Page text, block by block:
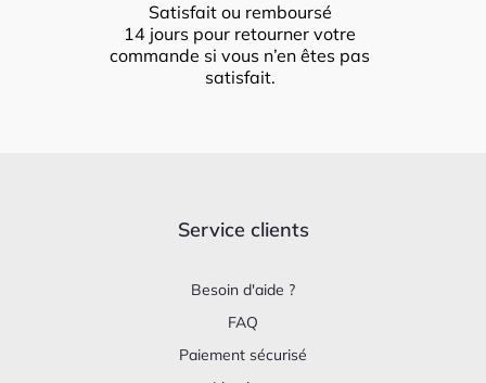
Satisfait ou remboursé
14 jours pour retourner votre
commande si vous n’en êtes pas
satisfait.
Service clients
Besoin d'aide ?
FAQ
Paiement sécurisé